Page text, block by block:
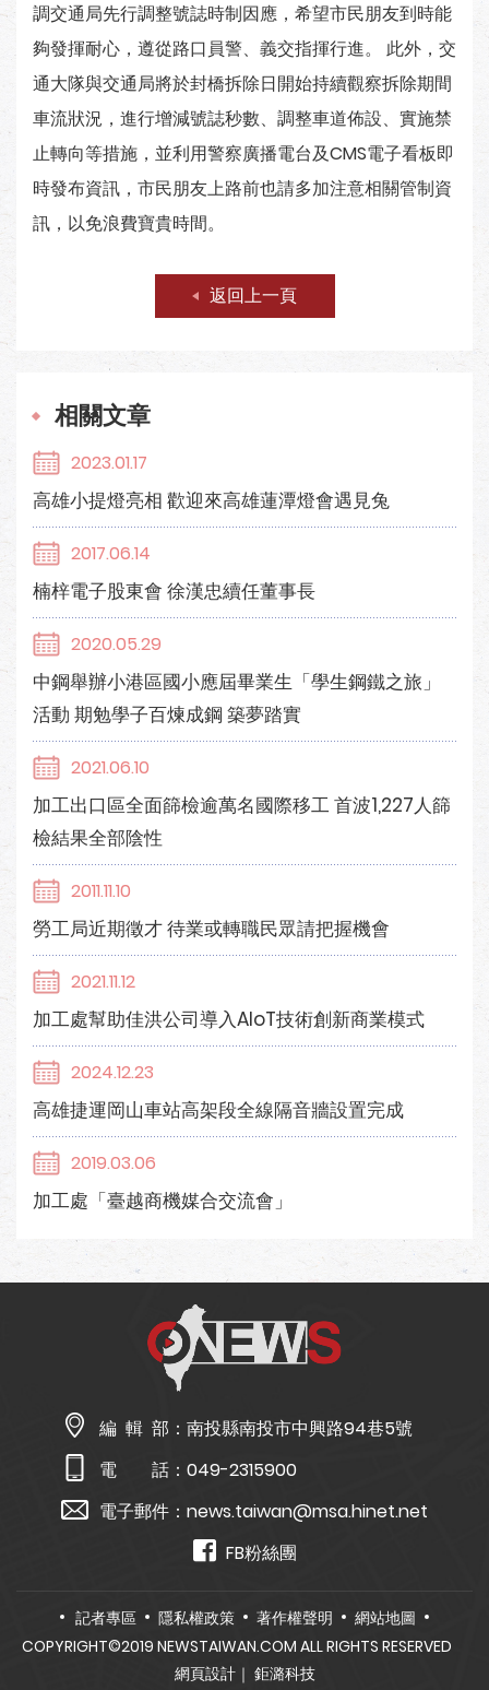
調交通局先行調整號誌時制因應，希望市民朋友到時能
夠發揮耐心，遵從路口員警、義交指揮行進。 此外，交
通大隊與交通局將於封橋拆除日開始持續觀察拆除期間
車流狀況，進行增減號誌秒數、調整車道佈設、實施禁
止轉向等措施，並利用警察廣播電台及CMS電子看板即
時發布資訊，市民朋友上路前也請多加注意相關管制資
訊，以免浪費寶貴時間。
返回上一頁
相關文章
2023.01.17
高雄小提燈亮相 歡迎來高雄蓮潭燈會遇見兔
2017.06.14
楠梓電子股東會 徐漢忠續任董事長
2020.05.29
中鋼舉辦小港區國小應屆畢業生「學生鋼鐵之旅」
活動 期勉學子百煉成鋼 築夢踏實
2021.06.10
加工出口區全面篩檢逾萬名國際移工 首波1,227人篩
檢結果全部陰性
2011.11.10
勞工局近期徵才 待業或轉職民眾請把握機會
2021.11.12
加工處幫助佳洪公司導入AIoT技術創新商業模式
2024.12.23
高雄捷運岡山車站高架段全線隔音牆設置完成
2019.03.06
加工處「臺越商機媒合交流會」
編 輯 部： 南投縣南投市中興路94巷5號
電 話： 049-2315900
電子郵件： news.taiwan@msa.hinet.net
FB粉絲團
記者專區 隱私權政策 著作權聲明
網站地圖
COPYRIGHT©2019 NEWSTAIWAN.COM ALL RIGHTS RESERVED
網頁設計｜ 鉅潞科技